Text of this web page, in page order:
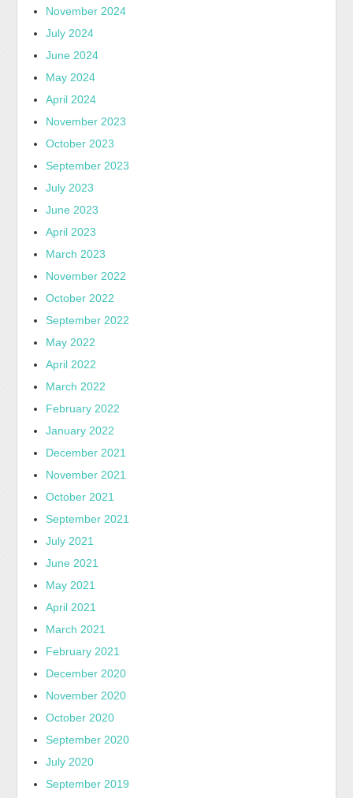
November 2024
July 2024
June 2024
May 2024
April 2024
November 2023
October 2023
September 2023
July 2023
June 2023
April 2023
March 2023
November 2022
October 2022
September 2022
May 2022
April 2022
March 2022
February 2022
January 2022
December 2021
November 2021
October 2021
September 2021
July 2021
June 2021
May 2021
April 2021
March 2021
February 2021
December 2020
November 2020
October 2020
September 2020
July 2020
September 2019